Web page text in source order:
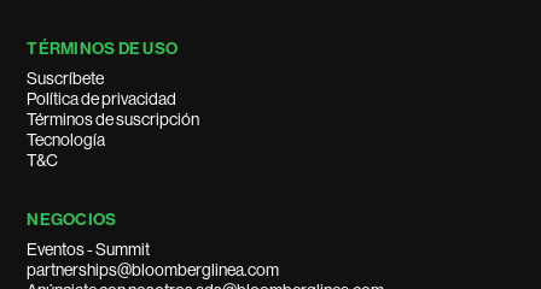
TÉRMINOS DE USO
Suscríbete
Política de privacidad
Términos de suscripción
Tecnología
T&C
NEGOCIOS
Eventos - Summit
partnerships@bloomberglinea.com